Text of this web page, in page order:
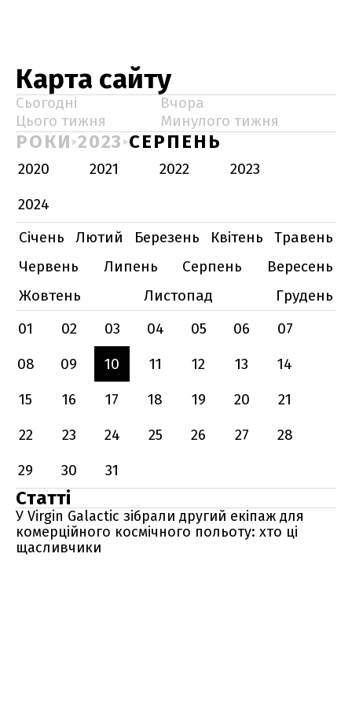
Карта сайту
Сьогодні
Вчора
Цього тижня
Минулого тижня
РОКИ 2023 СЕРПЕНЬ
2020 2021 2022
2023
2024
Січень
Лютий Березень Квітень
Травень
Червень
Липень Серпень
Вересень
Жовтень
Листопад
Грудень
01
02 03 04 05 06
07
08
09 10 11 12 13
14
15
16 17 18 19 20
21
22
23 24 25 26 27
28
29
30 31
Статті
У Virgin Galactic зібрали другий екіпаж для
комерційного космічного польоту: хто ці
щасливчики